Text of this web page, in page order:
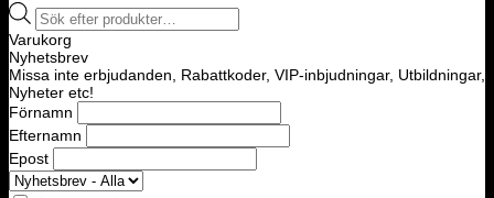
Products
search
Varukorg
Nyhetsbrev
Missa inte erbjudanden, Rabattkoder, VIP-inbjudningar, Utbildningar,
Nyheter etc!
Förnamn
Efternamn
Epost